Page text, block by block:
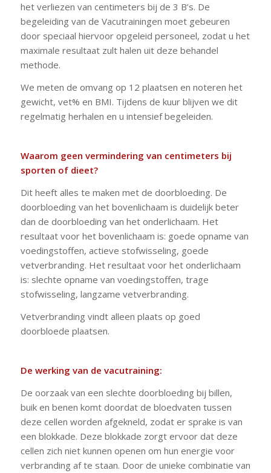
het verliezen van centimeters bij de 3 B’s. De
begeleiding van de Vacutrainingen moet gebeuren
door speciaal hiervoor opgeleid personeel, zodat u het
maximale resultaat zult halen uit deze behandel
methode.
We meten de omvang op 12 plaatsen en noteren het
gewicht, vet% en BMI. Tijdens de kuur blijven we dit
regelmatig herhalen en u intensief begeleiden.
Waarom geen vermindering van centimeters bij
sporten of dieet?
Dit heeft alles te maken met de doorbloeding. De
doorbloeding van het bovenlichaam is duidelijk beter
dan de doorbloeding van het onderlichaam. Het
resultaat voor het bovenlichaam is: goede opname van
voedingstoffen, actieve stofwisseling, goede
vetverbranding. Het resultaat voor het onderlichaam
is: slechte opname van voedingstoffen, trage
stofwisseling, langzame vetverbranding.
Vetverbranding vindt alleen plaats op goed
doorbloede plaatsen.
De werking van de vacutraining:
De oorzaak van een slechte doorbloeding bij billen,
buik en benen komt doordat de bloedvaten tussen
deze cellen worden afgekneld, zodat er sprake is van
een blokkade. Deze blokkade zorgt ervoor dat deze
cellen zich niet kunnen openen om hun energie voor
verbranding af te staan. Door de unieke combinatie van